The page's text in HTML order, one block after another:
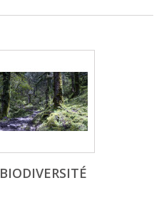
BIODIVERSITÉ